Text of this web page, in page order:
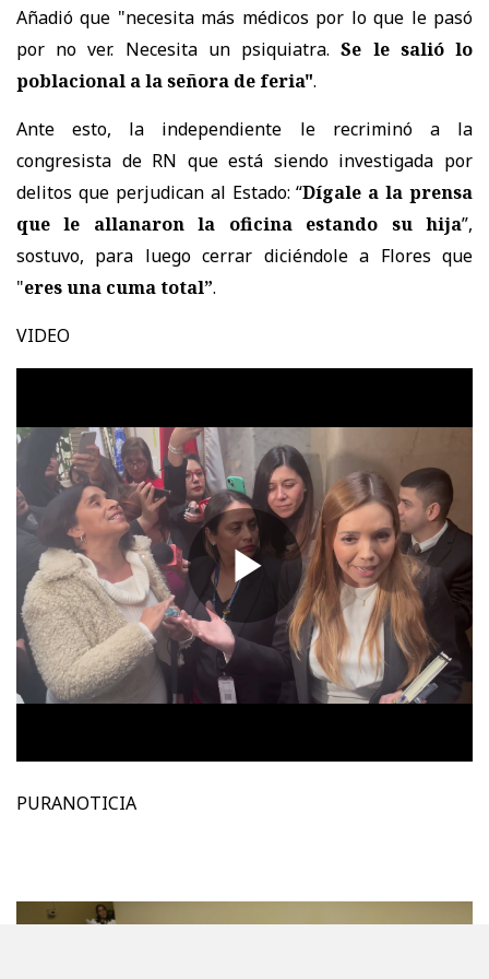
Añadió que "necesita más médicos por lo que le pasó
por no ver. Necesita un psiquiatra. Se le salió lo
poblacional a la señora de feria".
Ante esto, la independiente le recriminó a la
congresista de RN que está siendo investigada por
delitos que perjudican al Estado: “Dígale a la prensa
que le allanaron la oficina estando su hija”,
sostuvo, para luego cerrar diciéndole a Flores que
"eres una cuma total”.
VIDEO
PURANOTICIA